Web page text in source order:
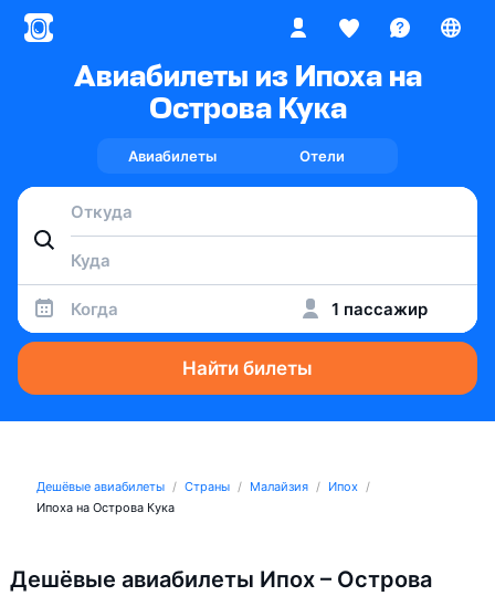
Авиабилеты из Ипоха на
Острова Кука
Авиабилеты Отели
Когда 1 пассажир
Найти билеты
Дешёвые авиабилеты Страны Малайзия
Ипох
Ипоха на Острова Кука
Дешёвые авиабилеты Ипох – Острова